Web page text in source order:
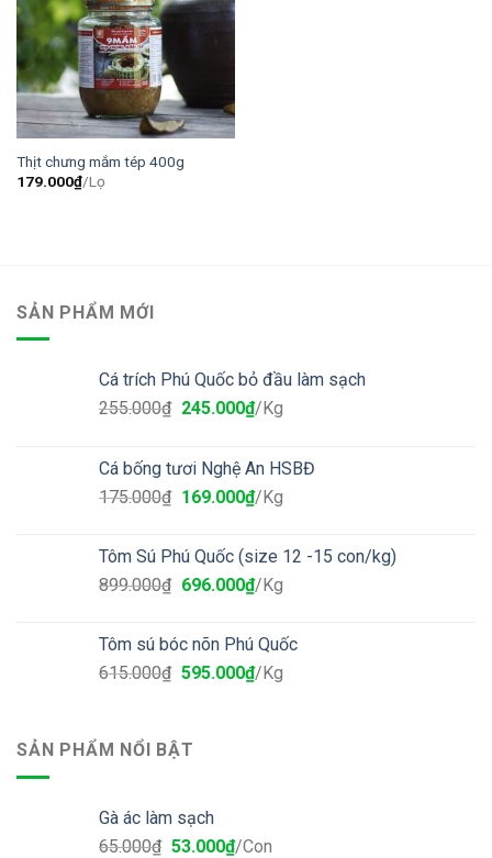
Thịt chưng mắm tép 400g
179.000₫/Lọ
SẢN PHẨM MỚI
Cá trích Phú Quốc bỏ đầu làm sạch
255.000₫ 245.000₫/Kg
Cá bống tươi Nghệ An HSBĐ
175.000₫ 169.000₫/Kg
Tôm Sú Phú Quốc (size 12 -15 con/kg)
899.000₫ 696.000₫/Kg
Tôm sú bóc nõn Phú Quốc
615.000₫ 595.000₫/Kg
SẢN PHẨM NỔI BẬT
Gà ác làm sạch
65.000₫ 53.000₫/Con